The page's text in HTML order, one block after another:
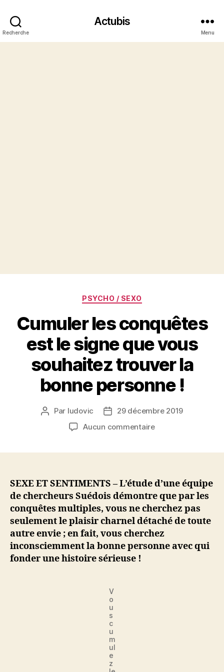
Recherche
Actubis
Menu
Catégories
PSYCHO / SEXO
Cumuler les conquêtes
est le signe que vous
souhaitez trouver la
bonne personne !
Auteur
Par ludovic
Date29 décembre 2019
Aucun commentairesur
le
signe
que
vous
souhaitez
trouver
la
SEXE ET SENTIMENTS – L’étude d’une équipe
de chercheurs Suédois démontre que par les
conquêtes multiples, vous ne cherchez pas
seulement le plaisir charnel détaché de toute
autre envie ; en fait, vous cherchez
inconsciemment la bonne personne avec qui
fonder une histoire sérieuse !
V
o
u
s
c
u
m
ul
e
z